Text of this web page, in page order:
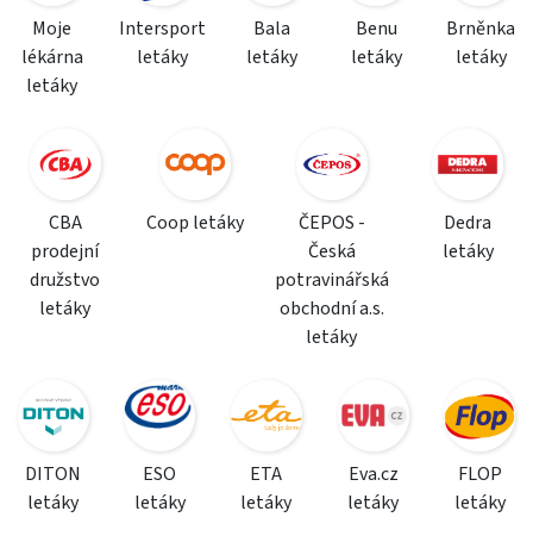
Moje
lékárna
letáky
Intersport
letáky
Bala
letáky
Benu
letáky
Brněnka
letáky
CBA
prodejní
družstvo
letáky
Coop letáky
ČEPOS -
Česká
potravinářská
obchodní a.s.
letáky
Dedra
letáky
DITON
letáky
ESO
letáky
ETA
letáky
Eva.cz
letáky
FLOP
letáky